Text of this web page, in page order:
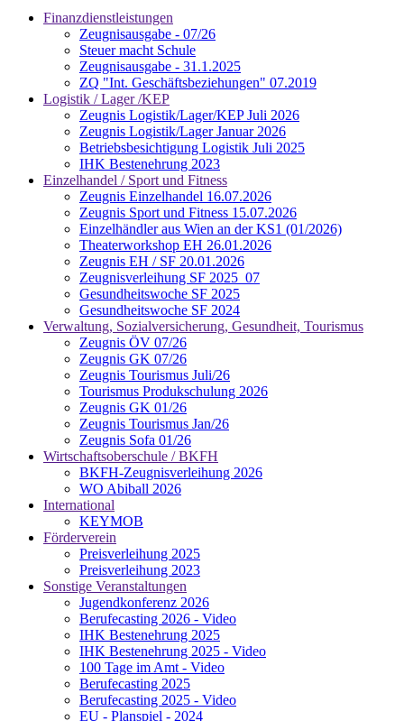
Finanzdienstleistungen
Zeugnisausgabe - 07/26
Steuer macht Schule
Zeugnisausgabe - 31.1.2025
ZQ "Int. Geschäftsbeziehungen" 07.2019
Logistik / Lager /KEP
Zeugnis Logistik/Lager/KEP Juli 2026
Zeugnis Logistik/Lager Januar 2026
Betriebsbesichtigung Logistik Juli 2025
IHK Bestenehrung 2023
Einzelhandel / Sport und Fitness
Zeugnis Einzelhandel 16.07.2026
Zeugnis Sport und Fitness 15.07.2026
Einzelhändler aus Wien an der KS1 (01/2026)
Theaterworkshop EH 26.01.2026
Zeugnis EH / SF 20.01.2026
Zeugnisverleihung SF 2025_07
Gesundheitswoche SF 2025
Gesundheitswoche SF 2024
Verwaltung, Sozialversicherung, Gesundheit, Tourismus
Zeugnis ÖV 07/26
Zeugnis GK 07/26
Zeugnis Tourismus Juli/26
Tourismus Produkschulung 2026
Zeugnis GK 01/26
Zeugnis Tourismus Jan/26
Zeugnis Sofa 01/26
Wirtschaftsoberschule / BKFH
BKFH-Zeugnisverleihung 2026
WO Abiball 2026
International
KEYMOB
Förderverein
Preisverleihung 2025
Preisverleihung 2023
Sonstige Veranstaltungen
Jugendkonferenz 2026
Berufecasting 2026 - Video
IHK Bestenehrung 2025
IHK Bestenehrung 2025 - Video
100 Tage im Amt - Video
Berufecasting 2025
Berufecasting 2025 - Video
EU - Planspiel - 2024